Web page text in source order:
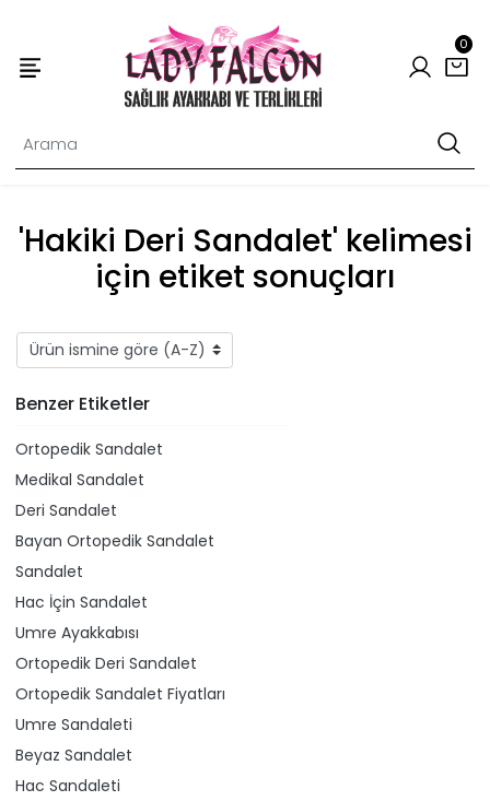
0
'Hakiki Deri Sandalet' kelimesi
için etiket sonuçları
Benzer Etiketler
Ortopedik Sandalet
Medikal Sandalet
Deri Sandalet
Bayan Ortopedik Sandalet
Sandalet
Hac İçin Sandalet
Umre Ayakkabısı
Ortopedik Deri Sandalet
Ortopedik Sandalet Fiyatları
Umre Sandaleti
Beyaz Sandalet
Hac Sandaleti